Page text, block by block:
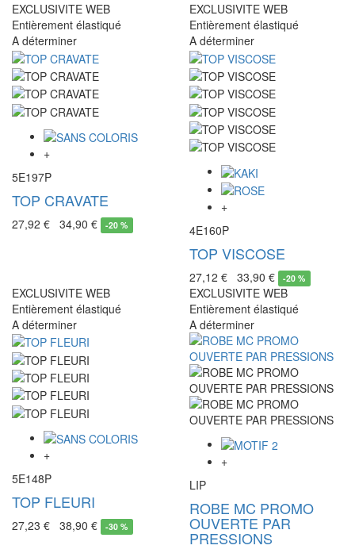
EXCLUSIVITE WEB
Entièrement élastiqué
A déterminer
+
5E197P
TOP CRAVATE
27,92 € 34,90 € -20 %
EXCLUSIVITE WEB
Entièrement élastiqué
A déterminer
+
4E160P
TOP VISCOSE
27,12 € 33,90 € -20 %
EXCLUSIVITE WEB
Entièrement élastiqué
A déterminer
+
5E148P
TOP FLEURI
27,23 € 38,90 € -30 %
EXCLUSIVITE WEB
Entièrement élastiqué
A déterminer
+
LIP
ROBE MC PROMO
OUVERTE PAR
PRESSIONS